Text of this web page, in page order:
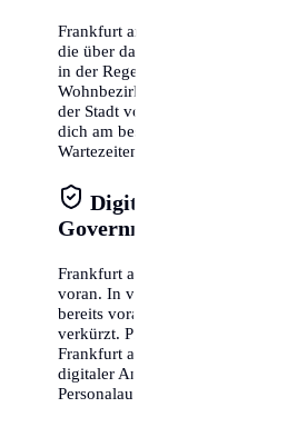
Frankfurt am Main verfügt über
die über das gesamte Stadtgebiet
in der Regel nicht an das Amt in
Wohnbezirk gebunden, sondern
der Stadt vorstellig werden. Wähle
dich am besten erreichbar ist oder
Wartezeiten bietet.
Digitale Verwaltung &
Government
Frankfurt am Main treibt die
voran. In vielen Fällen kannst du
bereits vorab online übermitteln,
verkürzt. Prüfe auf der offiziellen
Frankfurt am Main, ob für dich
digitaler Anmeldeprozess (mit dem
Personalausweis) verfügbar ist.